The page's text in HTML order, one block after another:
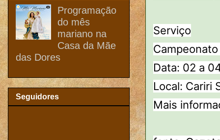
Serviço
Data: 02 a
Local: Cariri
Mais
Programação
do mês
mariano na
Casa da Mãe
das Dores
Seguidores